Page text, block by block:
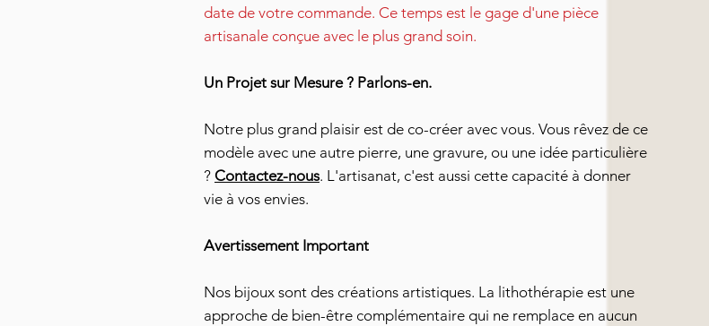
date de votre commande. Ce temps est le gage d'une pièce
artisanale conçue avec le plus grand soin.
Un Projet sur Mesure ? Parlons-en.
Notre plus grand plaisir est de co-créer avec vous. Vous rêvez de ce
modèle avec une autre pierre, une gravure, ou une idée particulière
? Contactez-nous. L'artisanat, c'est aussi cette capacité à donner
vie à vos envies.
Avertissement Important
Nos bijoux sont des créations artistiques. La lithothérapie est une
approche de bien-être complémentaire qui ne remplace en aucun